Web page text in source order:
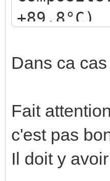
+89.8°C)
Adapter:
+84.8°C)
Dans ca
Fait
c'est pas
Il doit y